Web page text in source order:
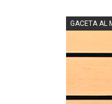
GACETA AL